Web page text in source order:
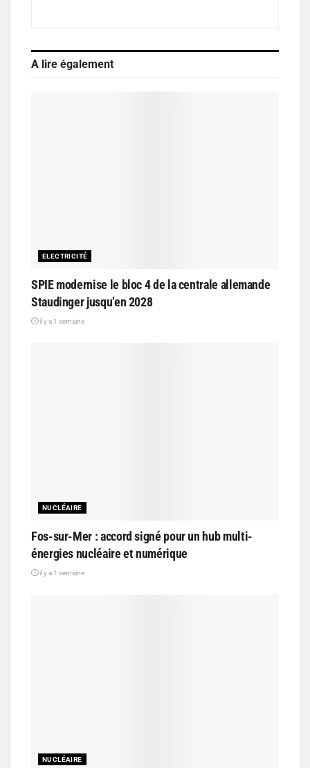
A lire également
ELECTRICITÉ
SPIE modernise le bloc 4 de la centrale allemande
Staudinger jusqu’en 2028
il y a 1 semaine
NUCLÉAIRE
Fos-sur-Mer : accord signé pour un hub multi-
énergies nucléaire et numérique
il y a 1 semaine
NUCLÉAIRE